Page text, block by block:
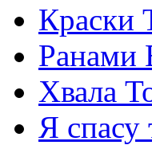
Краски
Ранами
Хвала
Я спасу